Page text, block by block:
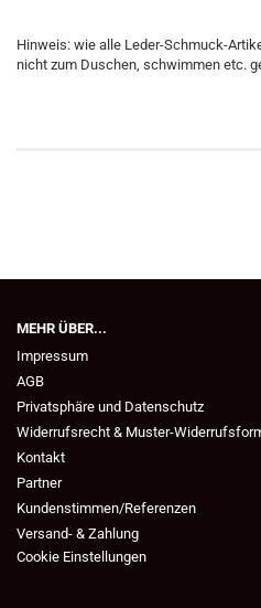
Hinweis: wie alle Leder-Schmuck-
nicht zum Duschen, schwimmen etc.
MEHR ÜBER...
Impressum
AGB
Privatsphäre und Datenschutz
Widerrufsrecht & Muster-
Kontakt
Partner
Kundenstimmen/Referenzen
Versand- & Zahlung
Cookie Einstellungen